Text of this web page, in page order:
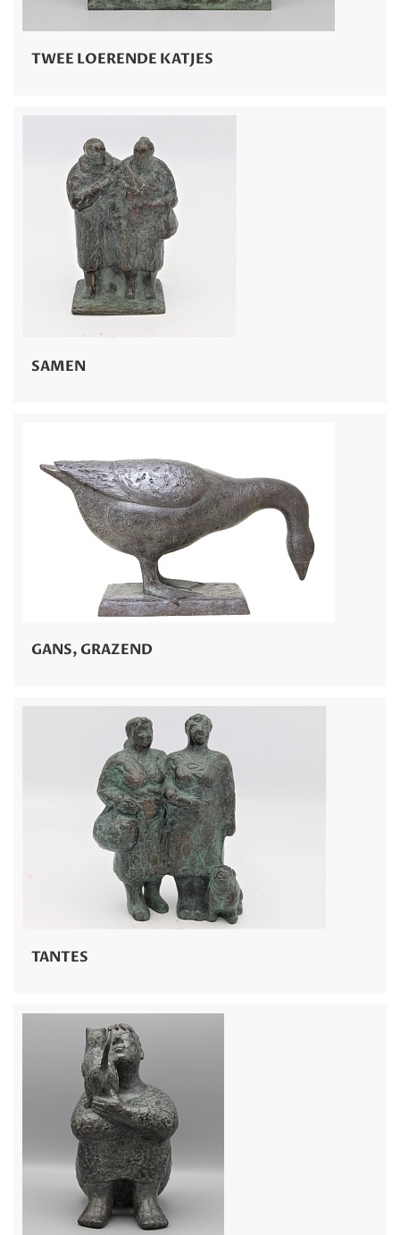
TWEE LOERENDE KATJES
SAMEN
GANS, GRAZEND
TANTES